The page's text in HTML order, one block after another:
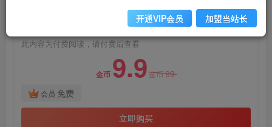
闲鱼家具实战经验，手把手教你在闲鱼开家具网店
此内容为付费阅读，请付费后查看
金币 9.9金币99
会员 免费
立即购买
开通VIP会员 加盟当站长